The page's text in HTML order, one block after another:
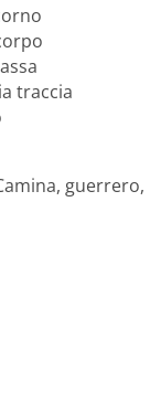
traccia
guerrero,